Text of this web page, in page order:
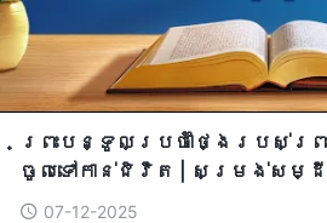
ព្រះបន្ទូលប្រចាំថ្ងៃរបស់ព្រ
ចូលទៅកាន់ជិវិត | សម្រង់​សម្
07-12-2025